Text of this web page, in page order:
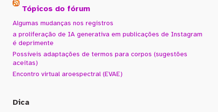
Tópicos do fórum
Algumas mudanças nos registros
a proliferação de IA generativa em publicações de Instagram
é deprimente
Possíveis adaptações de termos para corpos (sugestões
aceitas)
Encontro virtual aroespectral (EVAE)
Dica